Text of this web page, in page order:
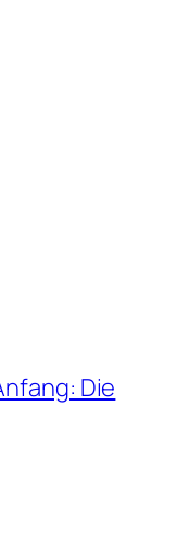
Die